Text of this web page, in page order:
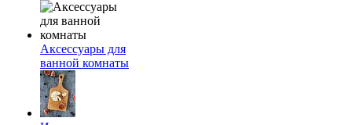
Аксессуары для
ванной комнаты